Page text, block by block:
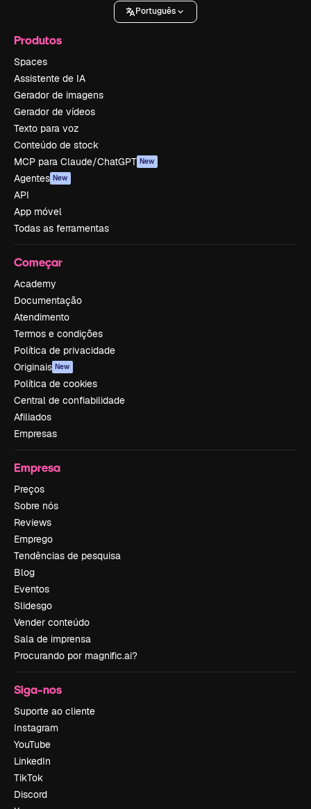
Português
Produtos
Spaces
Assistente de IA
Gerador de imagens
Gerador de vídeos
Texto para voz
Conteúdo de stock
MCP para Claude/ChatGPT New
Agentes New
API
App móvel
Todas as ferramentas
Começar
Academy
Documentação
Atendimento
Termos e condições
Política de privacidade
Originais New
Política de cookies
Central de confiabilidade
Afiliados
Empresas
Empresa
Preços
Sobre nós
Reviews
Emprego
Tendências de pesquisa
Blog
Eventos
Slidesgo
Vender conteúdo
Sala de imprensa
Procurando por magnific.ai?
Siga-nos
Suporte ao cliente
Instagram
YouTube
LinkedIn
TikTok
Discord